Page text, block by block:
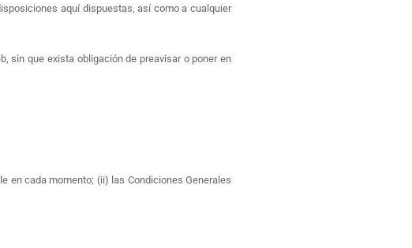
aquí dispuestas, así como a cualquier
sin que exista obligación de preavisar o poner en
en cada momento; (ii) las Condiciones Generales